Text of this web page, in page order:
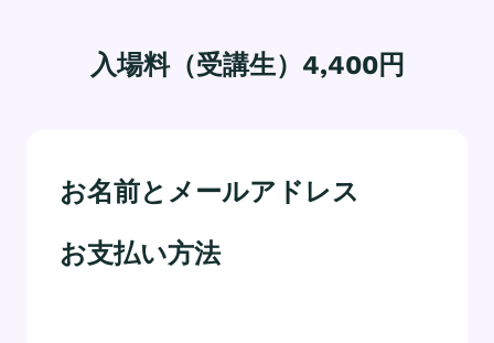
入場料（受講生）4,400円
お名前とメールアドレス
お支払い方法